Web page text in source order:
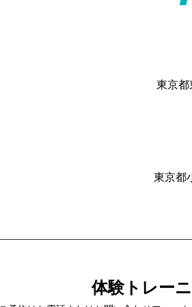
東京都
東京都
体験トレー